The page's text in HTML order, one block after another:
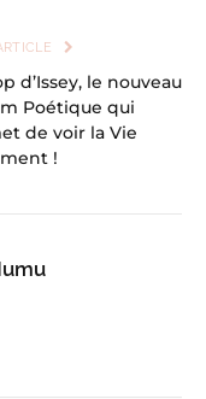
d’Issey, le nouveau
Poétique qui
de voir la Vie
!